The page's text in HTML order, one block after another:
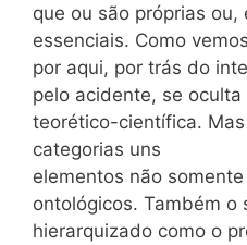
que ou são próprias
essenciais. Como
por aqui, por trás do
pelo acidente, se
teorético-científica.
categorias uns
elementos não
ontológicos. Também o
hierarquizado como o